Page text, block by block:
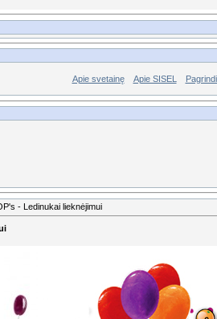
Apie svetainę Apie SISEL
- Ledinukai lieknėjimui